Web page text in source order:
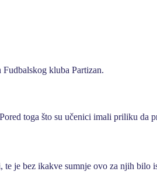
kluba Partizan.
toga što su učenici imali priliku da
je bez ikakve sumnje ovo za njih bilo